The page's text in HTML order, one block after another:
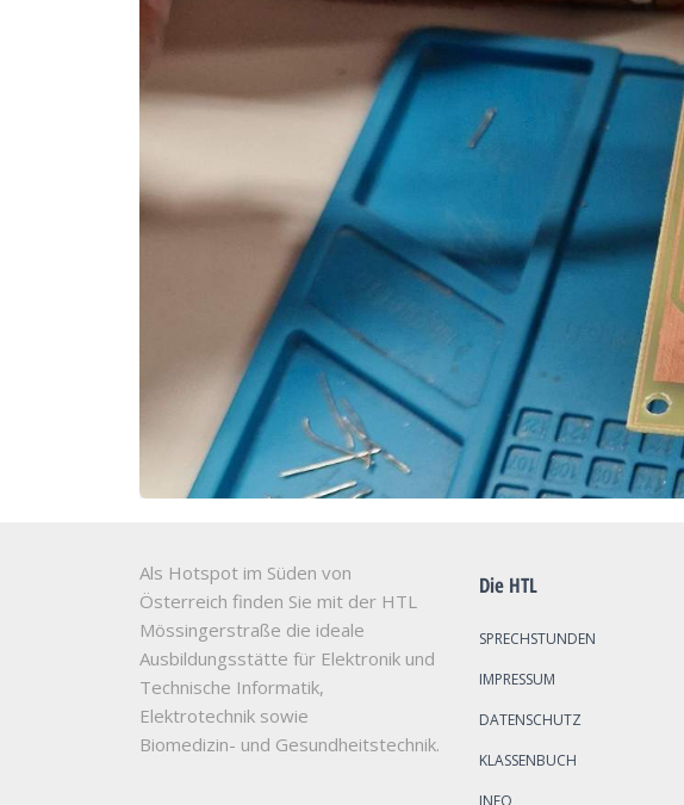
Als Hotspot im Süden von
Österreich finden Sie mit der HTL
Mössingerstraße die ideale
Ausbildungsstätte für Elektronik und
Technische Informatik,
Elektrotechnik sowie
Biomedizin- und Gesundheitstechnik.
Die HTL
SPRECHSTUNDEN
IMPRESSUM
DATENSCHUTZ
KLASSENBUCH